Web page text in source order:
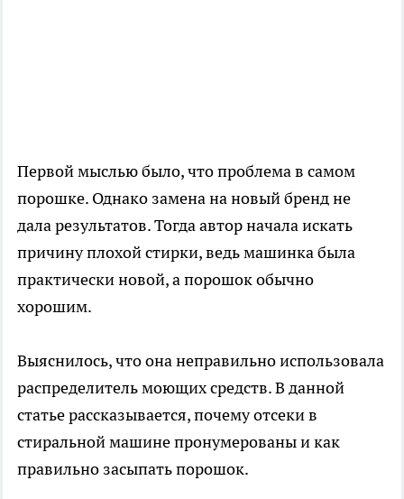
Первой мыслью было, что проблема в самом
порошке. Однако замена на новый бренд не
дала результатов. Тогда автор начала искать
причину плохой стирки, ведь машинка была
практически новой, а порошок обычно
хорошим.
Выяснилось, что она неправильно использовала
распределитель моющих средств. В данной
статье рассказывается, почему отсеки в
стиральной машине пронумерованы и как
правильно засыпать порошок.